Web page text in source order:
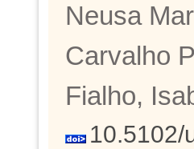
Neusa
Carvalho
Fialho,
10.5102/